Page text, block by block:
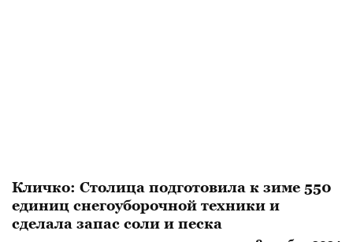
Кличко: Столица подготовила к зиме 550
единиц снегоуборочной техники и
сделала запас соли и песка